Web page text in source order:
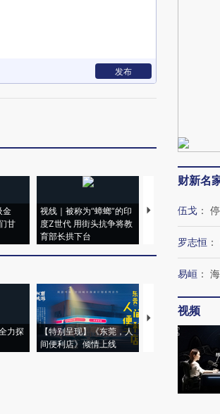
发布
金
甘
视线｜被称为“蟑螂”的印
度Z世代 用街头抗争将教
育部长拱下台
视线｜“入侵”还是
机”？难民潮撕裂
飞地休达
力探
【特别呈现】《东莞，人
间便利店》倾情上线
【推广】走进第四
会，让数智科技“链
财新名
伍戈 ：
罗志恒 ：
易峘 ：
视频